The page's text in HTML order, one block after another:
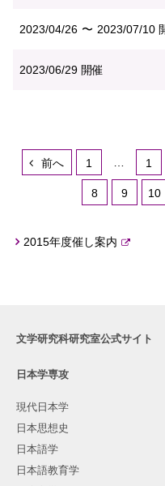
2023/04/26 2023/07/10
2023/06/29 開催
前へ 1 1
8 9 10
2015年度催し案内
文学研究科研究室公式サイト
日本学専攻
現代日本学
日本思想史
日本語学
日本語教育学